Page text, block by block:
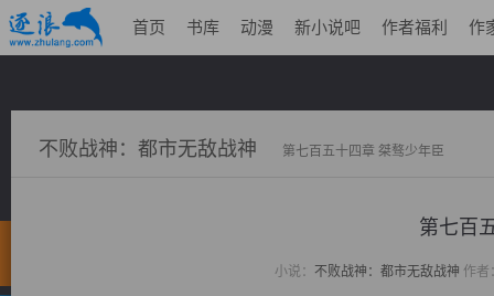
首页 书库 动漫 新小说吧 作者福利 作
不败战神：都市无敌战神 第七百五十四章 桀骜少年臣
第七百
小说： 不败战神：都市无敌战神 作者